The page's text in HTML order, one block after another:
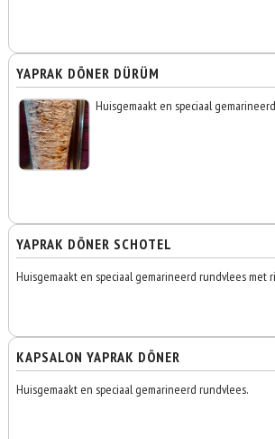
YAPRAK DÖNER DÜRÜM
Huisgemaakt en speciaal
YAPRAK DÖNER SCHOTEL
Huisgemaakt en speciaal gemarineerd rundvlees met
KAPSALON YAPRAK DÖNER
Huisgemaakt en speciaal gemarineerd rundvlees.